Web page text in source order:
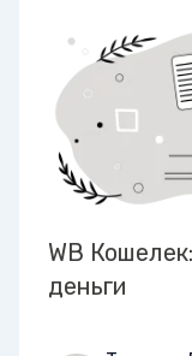
WB
деньги